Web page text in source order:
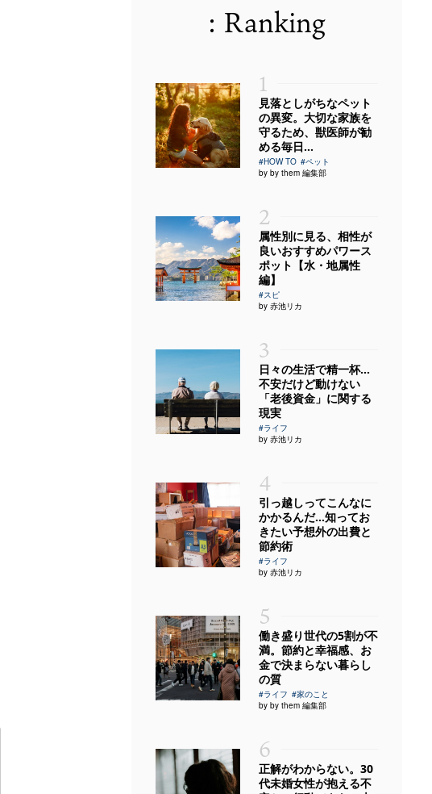
: Ranking
1
見落としがちなペット
の異変。大切な家族を
守るため、獣医師が勧
める毎日...
#HOW TO #ペット
by by them 編集部
2
属性別に見る、相性が
良いおすすめパワース
ポット【水・地属性
編】
#スピ
by 赤池リカ
3
日々の生活で精一杯…
不安だけど動けない
「老後資金」に関する
現実
#ライフ
by 赤池リカ
4
引っ越しってこんなに
かかるんだ…知ってお
きたい予想外の出費と
節約術
#ライフ
by 赤池リカ
5
働き盛り世代の5割が不
満。節約と幸福感、お
金で決まらない暮らし
の質
#ライフ #家のこと
by by them 編集部
6
正解がわからない。30
代未婚女性が抱える不